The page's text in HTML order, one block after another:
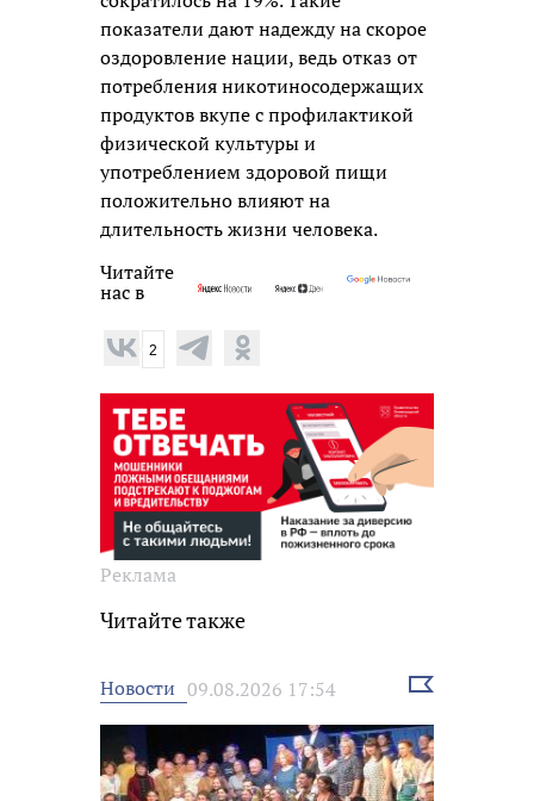
показатели дают надежду на скорое
оздоровление нации, ведь отказ от
потребления никотиносодержащих
продуктов вкупе с профилактикой
физической культуры и
употреблением здоровой пищи
положительно влияют на
длительность жизни человека.
Читайте
нас в
2
Реклама
Читайте также
Новости 09.08.2026 17:54
Выбрать